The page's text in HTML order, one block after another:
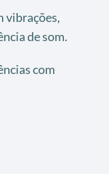
vibrações,
de som.
com